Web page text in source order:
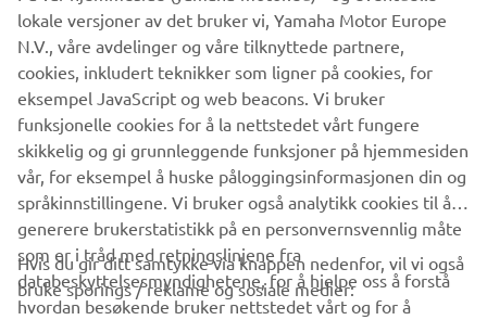
forces expect. Whether considering Scooters for inner city
operations or more powerful machines to cover longer
distances, currently, Yamaha market a line-up of police
specification 2-wheelers, including the FJR1300AP and
the MT-09AP Tracer.
VIRKSOMHET
lokale versjoner av det bruker vi, Yamaha Motor Europe
N.V., våre avdelinger og våre tilknyttede partnere,
cookies, inkludert teknikker som ligner på cookies, for
eksempel JavaScript og web beacons. Vi bruker
funksjonelle cookies for å la nettstedet vårt fungere
skikkelig og gi grunnleggende funksjoner på hjemmesiden
vår, for eksempel å huske påloggingsinformasjonen din og
språkinnstillingene. Vi bruker også analytikk cookies til å
generere brukerstatistikk på en personvernsvennlig måte
som er i tråd med retningslinjene fra
databeskyttelsesmyndighetene, for å hjelpe oss å forstå
hvordan besøkende bruker nettstedet vårt og for å
Hvis du gir ditt samtykke via knappen nedenfor, vil vi også
bruke sporings / reklame og sosiale medier: